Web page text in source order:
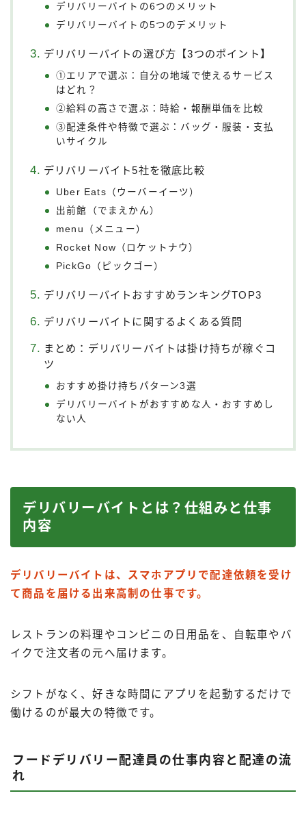
デリバリーバイトの6つのメリット
デリバリーバイトの5つのデメリット
デリバリーバイトの選び方【3つのポイント】
①エリアで選ぶ：自分の地域で使えるサービス
はどれ？
②給料の高さで選ぶ：時給・報酬単価を比較
③配達条件や特徴で選ぶ：バッグ・服装・支払
いサイクル
デリバリーバイト5社を徹底比較
Uber Eats（ウーバーイーツ）
出前館（でまえかん）
menu（メニュー）
Rocket Now（ロケットナウ）
PickGo（ピックゴー）
デリバリーバイトおすすめランキングTOP3
デリバリーバイトに関するよくある質問
まとめ：デリバリーバイトは掛け持ちが稼ぐコ
ツ
おすすめ掛け持ちパターン3選
デリバリーバイトがおすすめな人・おすすめし
ない人
デリバリーバイトとは？仕組みと仕事
内容
デリバリーバイトは、スマホアプリで配達依頼を受け
て商品を届ける出来高制の仕事です。
レストランの料理やコンビニの日用品を、自転車やバ
イクで注文者の元へ届けます。
シフトがなく、好きな時間にアプリを起動するだけで
働けるのが最大の特徴です。
フードデリバリー配達員の仕事内容と配達の流
れ